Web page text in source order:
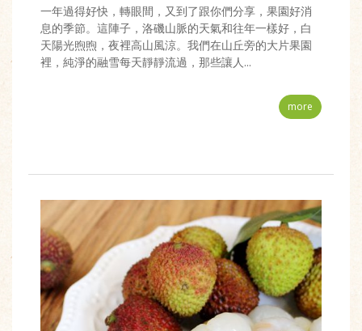
一年過得好快，轉眼間，又到了跟你們分享，果園好消
息的季節。這陣子，洛磯山脈的天氣和往年一樣好，白
天陽光煦煦，夜裡高山風涼。我們在山丘旁的大片果園
裡，純淨的融雪每天靜靜流過，那些讓人...
more